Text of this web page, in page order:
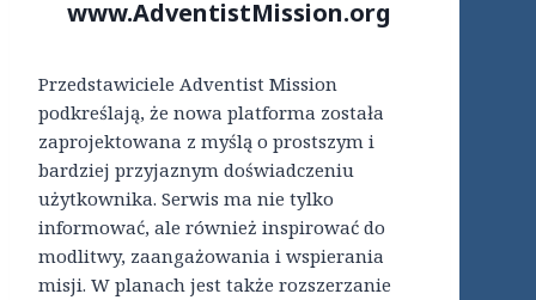
www.AdventistMission.org
Przedstawiciele Adventist Mission
podkreślają, że nowa platforma została
zaprojektowana z myślą o prostszym i
bardziej przyjaznym doświadczeniu
użytkownika. Serwis ma nie tylko
informować, ale również inspirować do
modlitwy, zaangażowania i wspierania
misji. W planach jest także rozszerzanie